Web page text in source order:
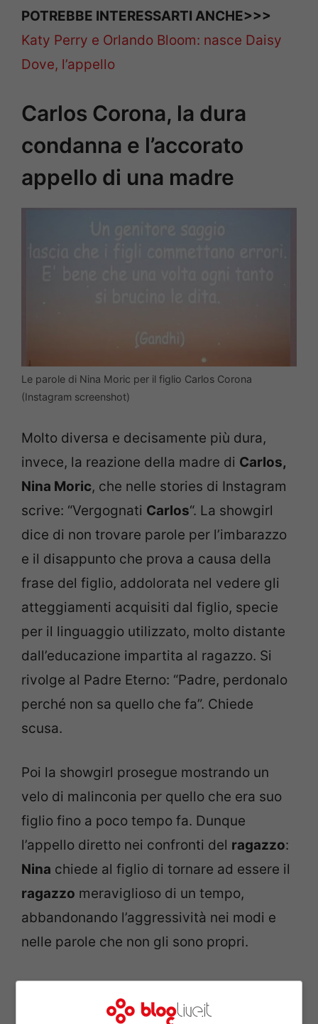
POTREBBE INTERESSARTI ANCHE>>>
Katy Perry e Orlando Bloom: nasce Daisy
Dove, l’appello
Carlos Corona, la dura
condanna e l’accorato
appello di una madre
Le parole di Nina Moric per il figlio Carlos Corona
(Instagram screenshot)
Molto diversa e decisamente più dura,
invece, la reazione della madre di Carlos,
Nina Moric, che nelle stories di Instagram
scrive: “Vergognati Carlos“. La showgirl
dice di non trovare parole per l’imbarazzo
e il disappunto che prova a causa della
frase del figlio, addolorata nel vedere gli
atteggiamenti acquisiti dal figlio, specie
per il linguaggio utilizzato, molto distante
dall’educazione impartita al ragazzo. Si
rivolge al Padre Eterno: “Padre, perdonalo
perché non sa quello che fa”. Chiede
scusa.
Poi la showgirl prosegue mostrando un
velo di malinconia per quello che era suo
figlio fino a poco tempo fa. Dunque
l’appello diretto nei confronti del ragazzo:
Nina chiede al figlio di tornare ad essere il
ragazzo meraviglioso di un tempo,
abbandonando l’aggressività nei modi e
nelle parole che non gli sono propri.